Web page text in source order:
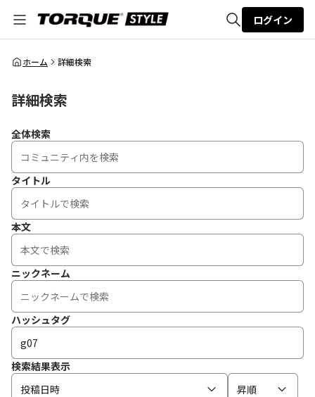
全体検索
ログイン
ホーム 詳細検索
詳細検索
全体検索
タイトル
本文
ニックネーム
ハッシュタグ
検索結果表示
投稿日時
昇順